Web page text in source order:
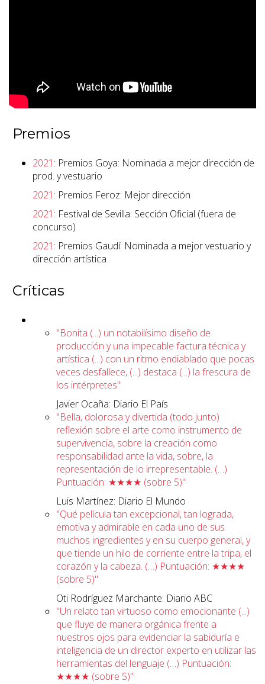
Premios
2021 : Premios Goya: Nominada a mejor dirección de
prod. y vestuario
2021 : Premios Feroz: Mejor dirección
2021 : Festival de Sevilla: Sección Oficial (fuera de
concurso)
2021 : Premios Gaudí: Nominada a mejor vestuario y
dirección artística
Críticas
"Bonita (...) un notabilísimo diseño de
producción y una impecable factura técnica y
artística (...) con un ritmo endiablado que pocas
veces desfallece, (...) destaca (...) la frescura de
los intérpretes"
Javier Ocaña: Diario El País
"Bella, dolorosa y divertida (todo junto)
reflexión sobre el arte como instrumento de
supervivencia, sobre la creación como
responsabilidad ante la vida, sobre, la
representación de lo irrepresentable. (…)
Puntuación: ★★★★ (sobre 5)"
Luis Martínez: Diario El Mundo
"Qué película tan excepcional, tan lograda,
emotiva y admirable en cada uno de sus
muchos ingredientes y en su cuerpo general, y
que tiende un hilo de corriente entre la tripa, el
corazón y la cabeza. (…) Puntuación: ★★★★
(sobre 5)"
Oti Rodríguez Marchante: Diario ABC
"Un relato tan virtuoso como emocionante (...)
que fluye de manera orgánica frente a
nuestros ojos para evidenciar la sabiduría e
inteligencia de un director experto en utilizar las
herramientas del lenguaje (…) Puntuación:
★★★★ (sobre 5)"